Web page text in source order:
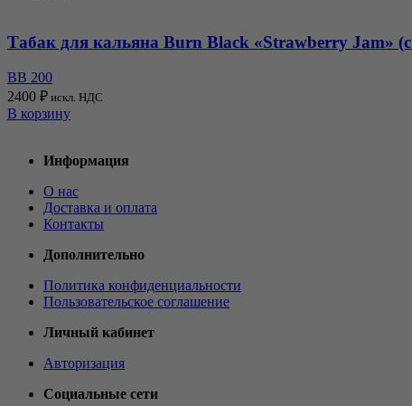
Табак для кальяна Burn Black «Strawberry Jam»
BB 200
2400 ₽ искл. НДС
В корзину
Информация
О нас
Доставка и оплата
Контакты
Дополнительно
Политика конфиденциальности
Пользовательское соглашение
Личный кабинет
Авторизация
Социальные сети